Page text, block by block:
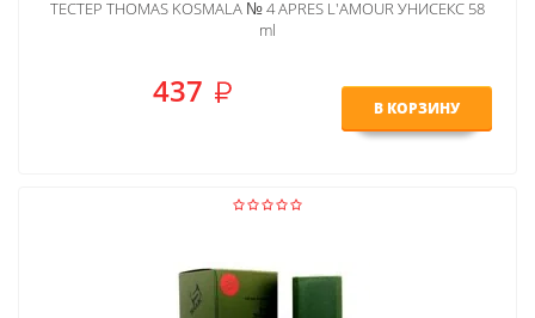
ТЕСТЕР THOMAS KOSMALA № 4 APRES L'AMOUR УНИСЕКС 58
ml
437 В КОРЗИНУ